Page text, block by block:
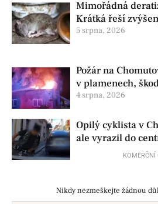
Mimořádná
Krátká řeší
5 srpna, 2026
Požár na
v plamenech,
4 srpna, 2026
Opilý cyklista v
ale vyrazil do
KOMERČNÍ
Nikdy nezmeškejte žádnou